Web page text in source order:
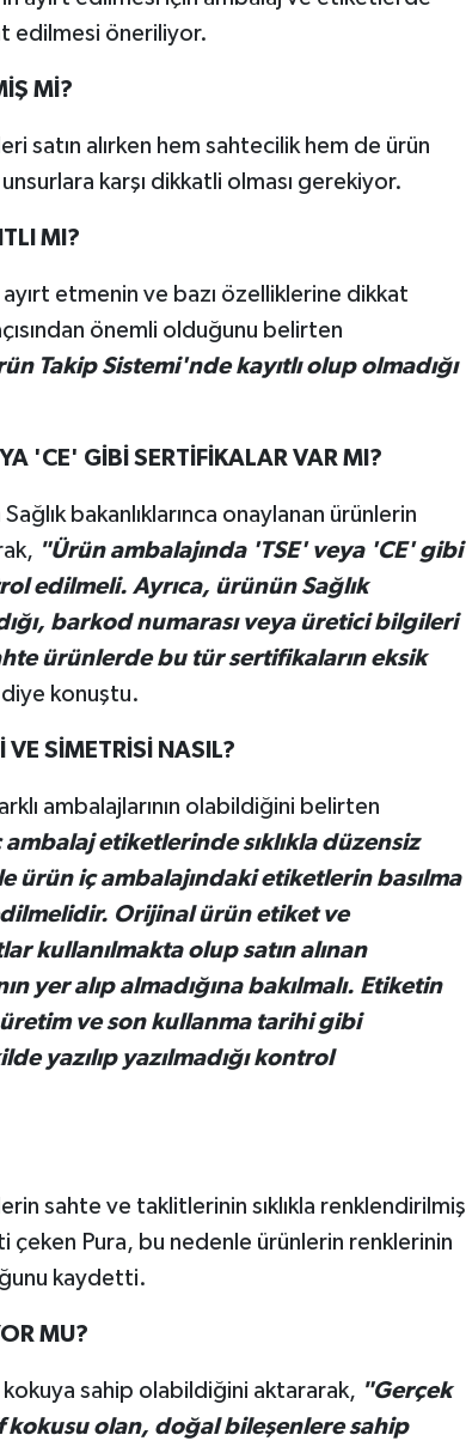
edilmesi öneriliyor.
Mİ?
satın alırken hem sahtecilik hem de ürün
karşı dikkatli olması gerekiyor.
MI?
etmenin ve bazı özelliklerine dikkat
önemli olduğunu belirten
Takip Sistemi'nde kayıtlı olup olmadığı
'CE' GİBİ SERTİFİKALAR VAR MI?
bakanlıklarınca onaylanan ürünlerin
"Ürün ambalajında 'TSE' veya 'CE' gibi
edilmeli. Ayrıca, ürünün Sağlık
barkod numarası veya üretici bilgileri
ürünlerde bu tür sertifikaların eksik
konuştu.
SİMETRİSİ NASIL?
ambalajlarının olabildiğini belirten
etiketlerinde sıklıkla düzensiz
ürün iç ambalajındaki etiketlerin basılma
Orijinal ürün etiket ve
kullanılmakta olup satın alınan
yer alıp almadığına bakılmalı. Etiketin
ve son kullanma tarihi gibi
yazılıp yazılmadığı kontrol
sahte ve taklitlerinin sıklıkla renklendirilmiş
çeken Pura, bu nedenle ürünlerin renklerinin
kaydetti.
MU?
sahip olabildiğini aktararak, "Gerçek
olan, doğal bileşenlere sahip